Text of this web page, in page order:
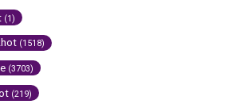
(1)
(1518)
(3703)
(219)